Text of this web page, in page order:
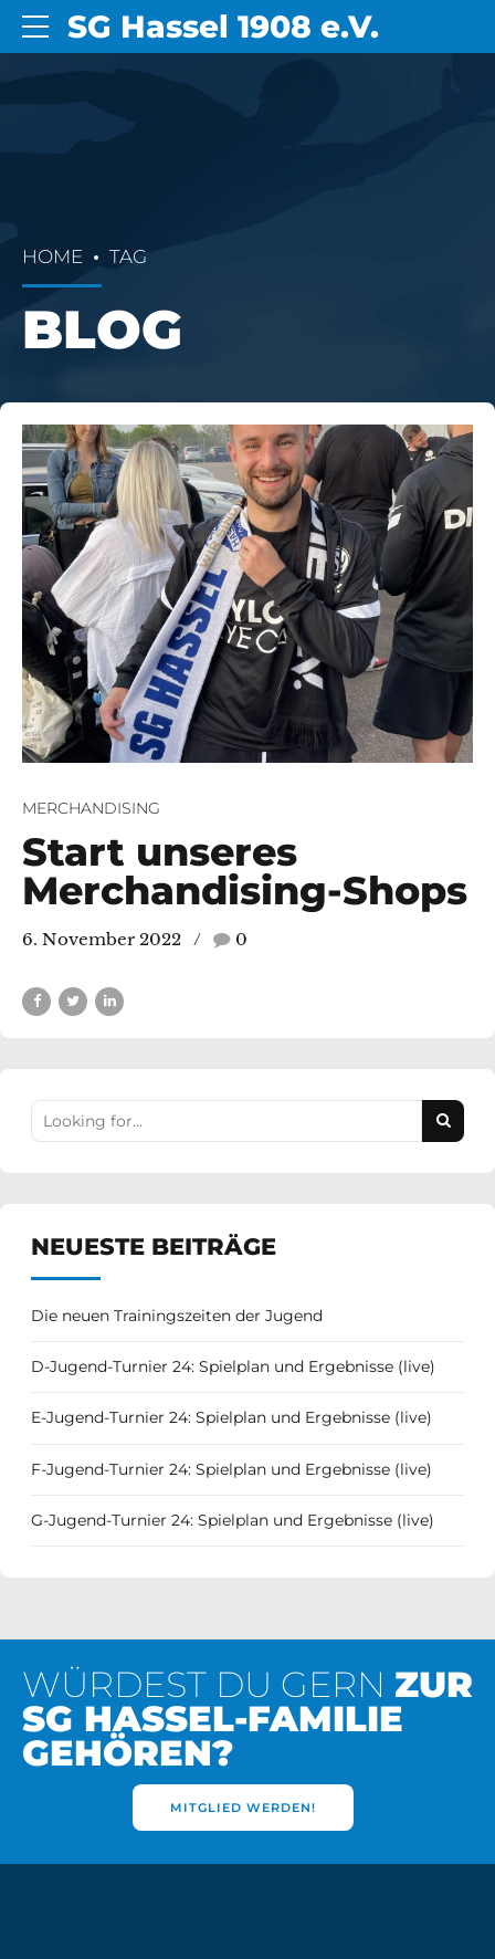
SG Hassel 1908 e.V.
Eisenberg
HOME TAG
BLOG
MERCHANDISING
Start unseres
Merchandising-Shops
6. November 2022 0
NEUESTE BEITRÄGE
Die neuen Trainingszeiten der Jugend
D-Jugend-Turnier 24: Spielplan und Ergebnisse (live)
E-Jugend-Turnier 24: Spielplan und Ergebnisse (live)
F-Jugend-Turnier 24: Spielplan und Ergebnisse (live)
G-Jugend-Turnier 24: Spielplan und Ergebnisse (live)
WÜRDEST DU GERN ZUR
SG HASSEL-FAMILIE
GEHÖREN?
MITGLIED WERDEN!